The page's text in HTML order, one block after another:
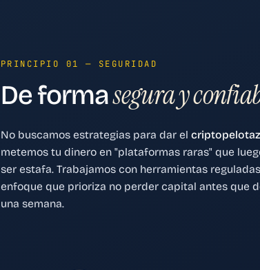
PRINCIPIO 01 — SEGURIDAD
De formasegura y
No buscamos estrategias para dar el
metemos tu dinero en "plataformas raras" que
ser estafa. Trabajamos con herramientas
enfoque que prioriza no perder capital antes que
una semana.